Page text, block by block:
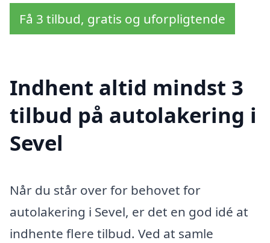
Få 3 tilbud, gratis og uforpligtende
Indhent altid mindst 3
tilbud på autolakering i
Sevel
Når du står over for behovet for
autolakering i Sevel, er det en god idé at
indhente flere tilbud. Ved at samle